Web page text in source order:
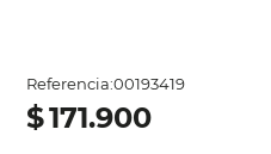
Referencia:00193419
$171.900